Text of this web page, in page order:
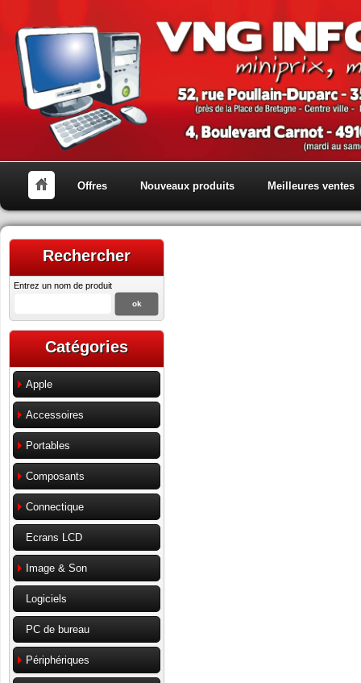
Offres Nouveaux produits Meilleures ventes
Rechercher
Entrez un nom de produit
Catégories
Apple
Accessoires
Portables
Composants
Connectique
Ecrans LCD
Image & Son
Logiciels
PC de bureau
Périphériques